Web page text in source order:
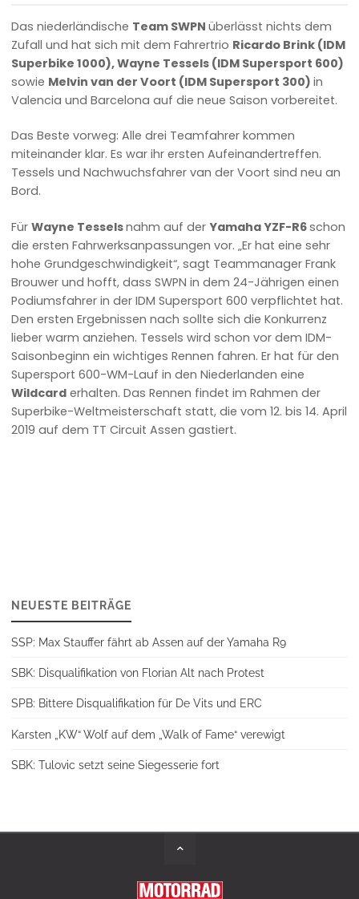
Das niederländische Team SWPNüberlässt nichts dem
Zufall und hat sich mit dem Fahrertrio Ricardo Brink (IDM
Superbike 1000), Wayne Tessels (IDM Supersport 600)
sowie Melvin van der Voort (IDM Supersport 300)in
Valencia und Barcelona auf die neue Saison vorbereitet.
Das Beste vorweg: Alle drei Teamfahrer kommen
miteinander klar. Es war ihr ersten Aufeinandertreffen.
Tessels und Nachwuchsfahrer van der Voort sind neu an
Bord.
FürWayne Tesselsnahm auf derYamaha YZF-R6schon
die ersten Fahrwerksanpassungen vor. „Er hat eine sehr
hohe Grundgeschwindigkeit“, sagt Teammanager Frank
Brouwer und hofft, dass SWPN in dem 24-Jährigen einen
Podiumsfahrer in der IDM Supersport 600 verpflichtet hat.
Den ersten Ergebnissen nach sollte sich die Konkurrenz
lieber warm anziehen. Tessels wird schon vor dem IDM-
Saisonbeginn ein wichtiges Rennen fahren. Er hat für den
Supersport 600-WM-Lauf in den Niederlanden eine
Wildcard erhalten. Das Rennen findet im Rahmen der
Superbike-Weltmeisterschaft statt, die vom 12. bis 14. April
2019 auf dem TT Circuit Assen gastiert.
NEUESTE BEITRÄGE
SSP: Max Stauffer fährt ab Assen auf der Yamaha R9
SBK: Disqualifikation von Florian Alt nach Protest
SPB: Bittere Disqualifikation für De Vits und ERC
Karsten „KW“ Wolf auf dem „Walk of Fame“ verewigt
SBK: Tulovic setzt seine Siegesserie fort
Back